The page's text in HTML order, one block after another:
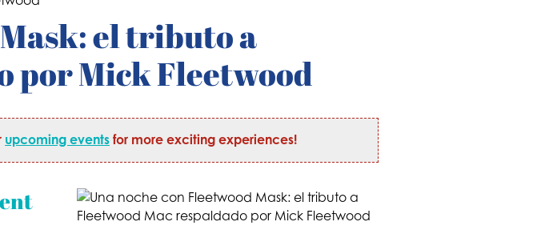
el tributo a
por Mick Fleetwood
upcoming events for more exciting experiences!